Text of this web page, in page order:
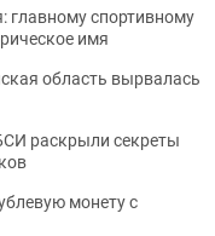
главному спортивному
имя
область вырвалась
раскрыли секреты
монету с